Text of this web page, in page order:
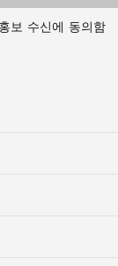
보 수신에 동의함